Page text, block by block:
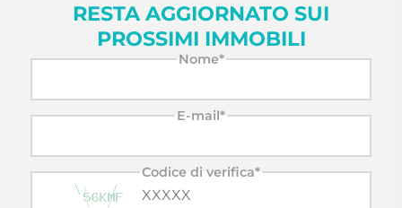
RESTA AGGIORNATO SUI
PROSSIMI IMMOBILI
Nome*
E-mail*
Codice di verifica*